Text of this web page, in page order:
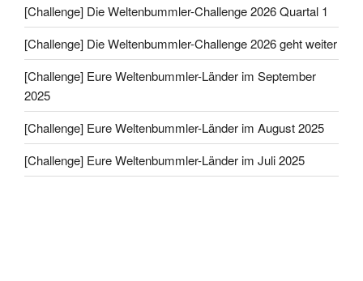
[Challenge] Die Weltenbummler-Challenge 2026 Quartal 1
[Challenge] Die Weltenbummler-Challenge 2026 geht weiter
[Challenge] Eure Weltenbummler-Länder im September
2025
[Challenge] Eure Weltenbummler-Länder im August 2025
[Challenge] Eure Weltenbummler-Länder im Juli 2025